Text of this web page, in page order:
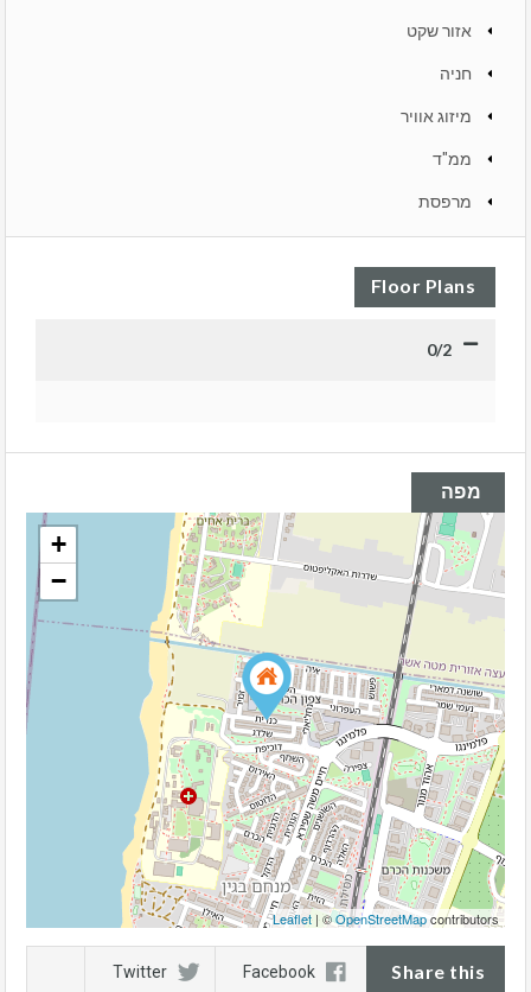
אזור שקט
חניה
מיזוג אוויר
ממ"ד
מרפסת
Floor Plans
0/2
מפה
+
−
Leaflet | ©OpenStreetMapcontributors
Share this
Facebook
Twitter